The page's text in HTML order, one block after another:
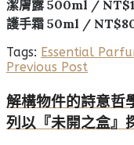
潔膚露 500ml /
護手霜 50ml /
Tags: Essential
Previous Post
解構物件的詩意哲
列以『未開之盒』